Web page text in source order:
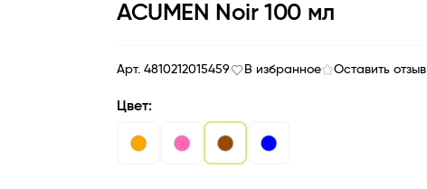
ACUMEN Noir 100 мл
Арт. 4810212015459 В избранное Оставить отзыв
Цвет: